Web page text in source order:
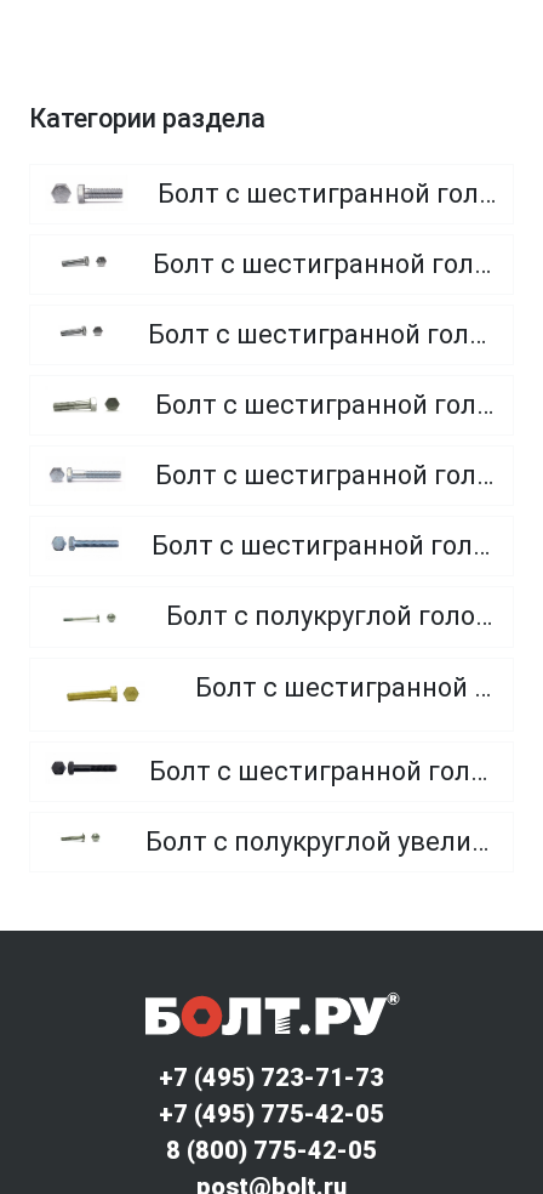
Категории раздела
Болт с шестигранной головкой, полная резьба, класс прочности 8.8
Болт с шестигранной головкой, полная резьба, класс прочности 4.8 и 5.8
Болт с шестигранной головкой, полная резьба, из нержавеющей стали A2 и A4
Болт с шестигранной головкой, неполная резьба, класс прочности 5.8
Болт с шестигранной головкой, неполная резьба, класс прочности 8.8
Болт с шестигранной головкой, полная резьба, класс прочности 10.9 и 12.9
Болт с полукруглой головкой и квадратным подголовником
Болт с шестигранной головкой, из латуни
Болт с шестигранной головкой, неполная резьба, класс прочности 10.9 и 12.9
Болт с полукруглой увеличенной головкой и усом класса точности C (мебельный)
+7 (495) 723-71-73
+7 (495) 775-42-05
8 (800) 775-42-05
post@bolt.ru